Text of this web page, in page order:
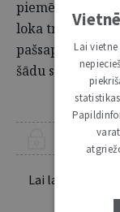
piemērot
loka tradīcijām
šādu soli tiesību
ŠIS RAKSTS
Lai lasītu šo
Lai